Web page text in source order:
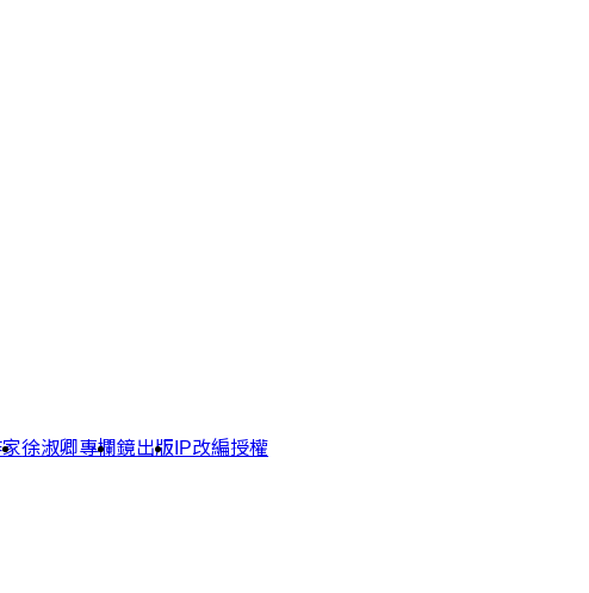
徐淑卿專欄鏡出版 IP改編授權